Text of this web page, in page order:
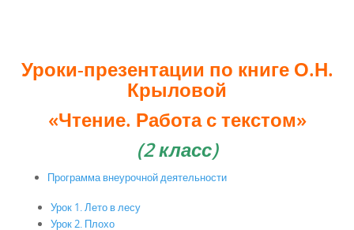
Уроки-презентации по книге О.Н.
Крыловой
«Чтение. Работа с текстом»
(2 класс)
Программа внеурочной деятельности
Урок 1. Лето в лесу
Урок 2. Плохо